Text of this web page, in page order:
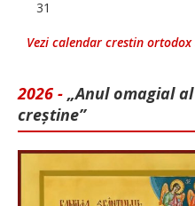
31
Vezi calendar crestin ortodox
2026 - „Anul omagial
creștine”